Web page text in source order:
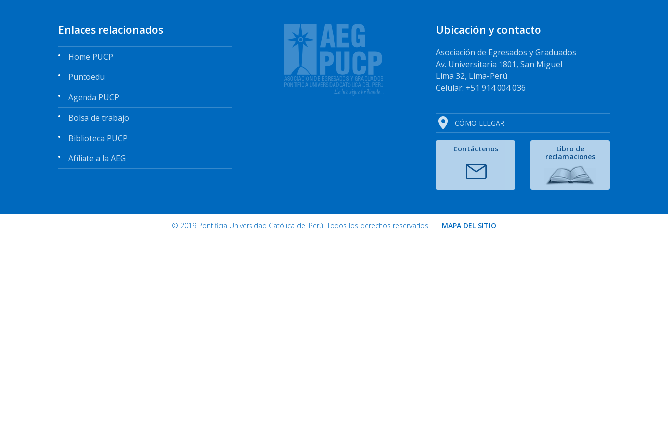
Enlaces relacionados
Home PUCP
Puntoedu
Agenda PUCP
Bolsa de trabajo
Biblioteca PUCP
Afíliate a la AEG
Ubicación y contacto
Asociación de Egresados y Graduados
Av. Universitaria 1801, San Miguel
Lima 32, Lima-Perú
Celular: +51 914 004 036
CÓMO LLEGAR
Contáctenos
Libro de
reclamaciones
© 2019 Pontificia Universidad Católica del Perú. Todos los derechos reservados. MAPA DEL SITIO